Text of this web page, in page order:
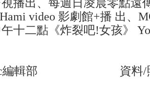
播出、每週日凌晨零點遠
video 影劇館+播 出、
十二點《炸裂吧!女孩》
編輯部 資料/照